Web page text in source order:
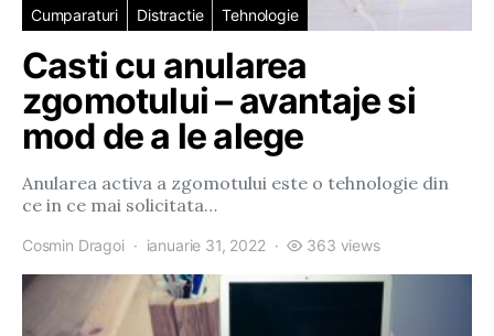
Cumparaturi Distractie Tehnologie
Casti cu anularea
zgomotului – avantaje si
mod de a le alege
Anularea activa a zgomotului este o tehnologie din
ce in ce mai solicitata…
Cosmin Dragoi ianuarie 31, 2022 363 views